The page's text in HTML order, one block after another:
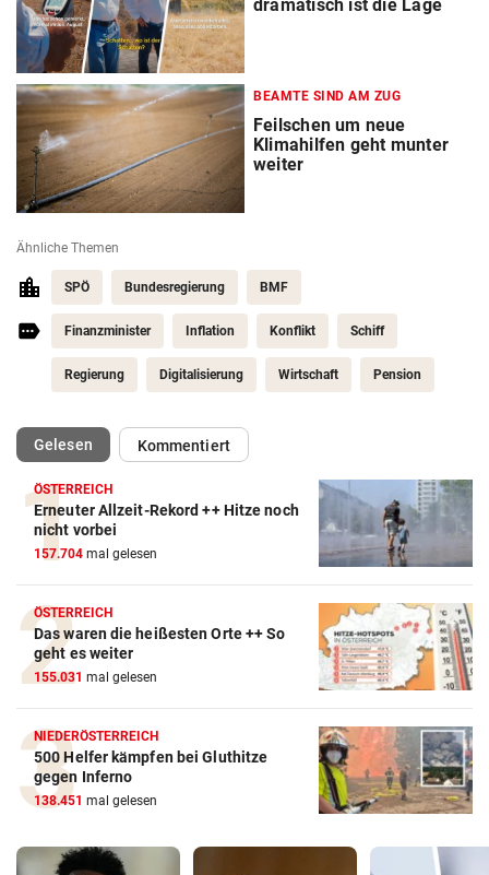
dramatisch ist die Lage
BEAMTE SIND AM ZUG
Feilschen um neue
Klimahilfen geht munter
weiter
Ähnliche Themen
SPÖ Bundesregierung BMF
Finanzminister Inflation Konflikt Schiff
Regierung Digitalisierung Wirtschaft Pension
Gelesen(ausgewählt)Kommentiert
ÖSTERREICH
Erneuter Allzeit-Rekord ++ Hitze noch
nicht vorbei
157.704 mal gelesen
ÖSTERREICH
Das waren die heißesten Orte ++ So
geht es weiter
155.031 mal gelesen
NIEDERÖSTERREICH
500 Helfer kämpfen bei Gluthitze
gegen Inferno
138.451 mal gelesen